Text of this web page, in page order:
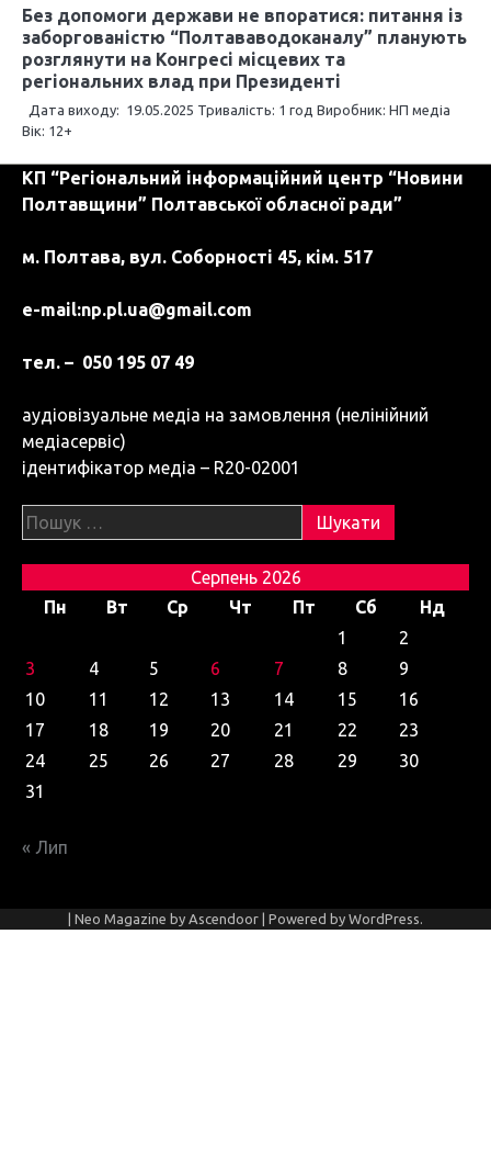
Без допомоги держави не впоратися: питання із
заборгованістю “Полтававодоканалу” планують
розглянути на Конгресі місцевих та
регіональних влад при Президенті
Дата виходу: 19.05.2025 Тривалість: 1 год Виробник: НП медіа
Вік: 12+
КП “Регіональний інформаційний центр “Новини
Полтавщини” Полтавської обласної ради”
м. Полтава, вул. Соборності 45, кім. 517
e-mail:np.pl.ua@gmail.com
тел. – 050 195 07 49
аудіовізуальне медіа на замовлення (нелінійний
медіасервіс)
ідентифікатор медіа – R20-02001
Пошук:
Серпень 2026
Пн
Вт Ср Чт Пт Сб
Нд
1
2
3
4 5 6 7 8
9
10
11 12 13 14 15
16
17
18 19 20 21 22
23
24
25 26 27 28 29
30
31
« Лип
| Neo Magazine by Ascendoor | Powered by WordPress.